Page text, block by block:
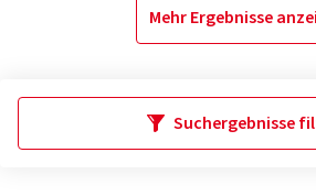
Mehr Ergebnisse
Suchergebnisse